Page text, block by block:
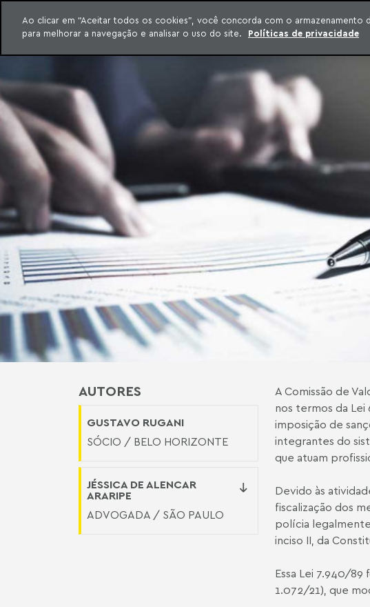
para o conteúdo
Machado Meyer
INTELIGÊNCIA JURÍDICA
CONTEÚDO EXCLUSIVO MACHADO MEYER ADVOGADOS
AUTORES
GUSTAVO RUGANI
SÓCIO / BELO HORIZONTE
JÉSSICA DE ALENCAR
ARARIPE
ADVOGADA / SÃO PAULO
A Comissão de
nos termos da Lei
imposição de
integrantes do
que atuam
Devido às
fiscalização dos
polícia
inciso II, da
Essa Lei 7.940/
1.072/21), que
Ao clicar em “Aceitar todos os cookies”, você concorda com o armazenamento
para melhorar a navegação e analisar o uso do site.
Políticas de privacidade